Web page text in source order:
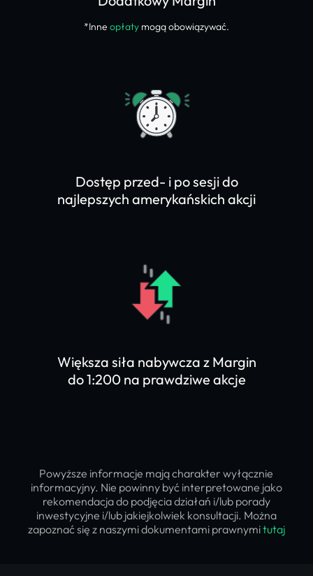
*Inne opłaty mogą obowiązywać.
Dostęp przed- i po sesji do
najlepszych amerykańskich akcji
Większa siła nabywcza z Margin
do 1:200 na prawdziwe akcje
Powyższe informacje mają charakter wyłącznie
informacyjny. Nie powinny być interpretowane jako
rekomendacja do podjęcia działań i/lub porady
inwestycyjne i/lub jakiejkolwiek konsultacji. Można
zapoznać się z naszymi dokumentami prawnymitutaj